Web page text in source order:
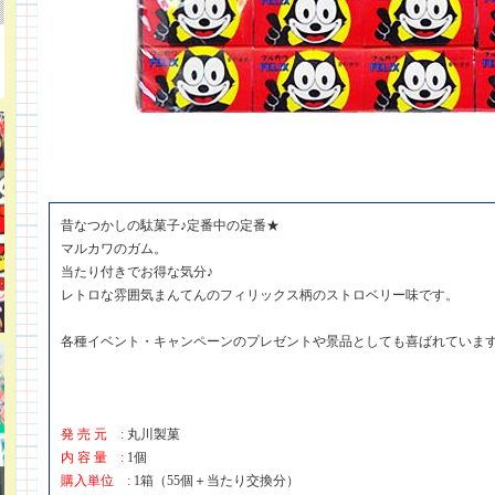
昔なつかしの駄菓子♪定番中の定番★
マルカワのガム。
当たり付きでお得な気分♪
レトロな雰囲気まんてんのフィリックス柄のストロベリー味です。
各種イベント・キャンペーンのプレゼントや景品としても喜ばれていま
発 売 元 : 丸川製菓
内 容 量 : 1個
購入単位 : 1箱（55個＋当たり交換分）